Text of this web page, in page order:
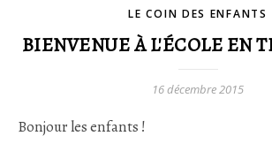
LE COIN DES ENFANTS
BIENVENUE À L'ÉCOLE EN
16 décembre 2015
Bonjour les enfants !